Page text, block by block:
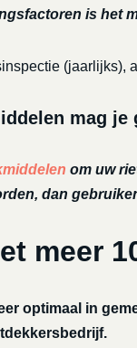
is het
(jaarlijks),
mag
om uw
dan
meer
optimaal in